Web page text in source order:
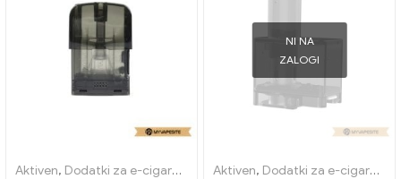
Aktiven, Dodatki za e-cigarete
Uparjalnik
NI NA
ZALOGI
Aktiven, Dodatki za e-cigarete